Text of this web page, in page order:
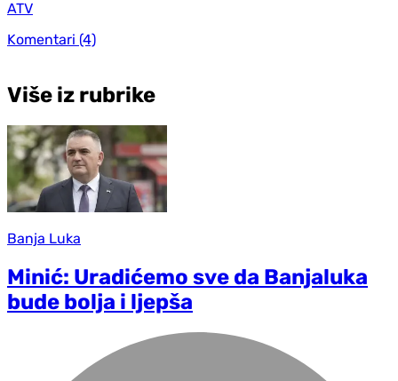
ATV
Komentari (4)
Više iz rubrike
Banja Luka
Minić: Uradićemo sve da Banjaluka
bude bolja i ljepša